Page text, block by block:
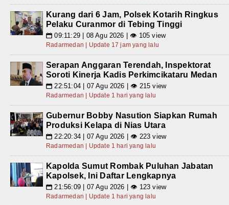
Kurang dari 6 Jam, Polsek Kotarih Ringkus
Pelaku Curanmor di Tebing Tinggi
📅 09:11:29 | 08 Agu 2026 | 👁 105 view
Radarmedan | Update 17 jam yang lalu
Serapan Anggaran Terendah, Inspektorat
Soroti Kinerja Kadis Perkimcikataru Medan
📅 22:51:04 | 07 Agu 2026 | 👁 215 view
Radarmedan | Update 1 hari yang lalu
Gubernur Bobby Nasution Siapkan Rumah
Produksi Kelapa di Nias Utara
📅 22:20:34 | 07 Agu 2026 | 👁 223 view
Radarmedan | Update 1 hari yang lalu
Kapolda Sumut Rombak Puluhan Jabatan
Kapolsek, Ini Daftar Lengkapnya
📅 21:56:09 | 07 Agu 2026 | 👁 123 view
Radarmedan | Update 1 hari yang lalu